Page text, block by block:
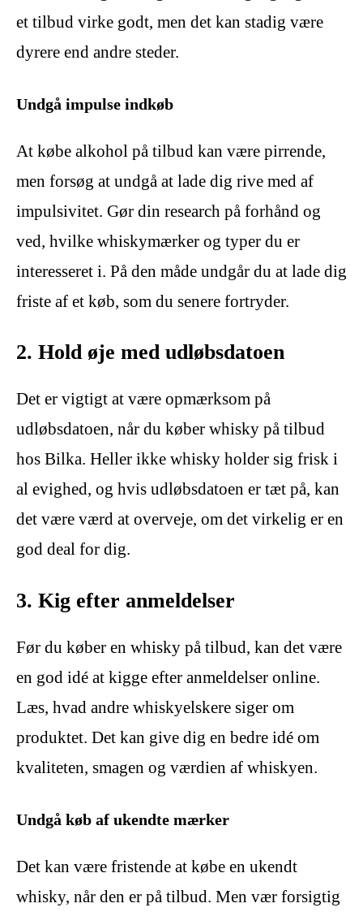
et tilbud virke godt, men det kan stadig være
dyrere end andre steder.
Undgå impulse indkøb
At købe alkohol på tilbud kan være pirrende,
men forsøg at undgå at lade dig rive med af
impulsivitet. Gør din research på forhånd og
ved, hvilke whiskymærker og typer du er
interesseret i. På den måde undgår du at lade dig
friste af et køb, som du senere fortryder.
2. Hold øje med udløbsdatoen
Det er vigtigt at være opmærksom på
udløbsdatoen, når du køber whisky på tilbud
hos Bilka. Heller ikke whisky holder sig frisk i
al evighed, og hvis udløbsdatoen er tæt på, kan
det være værd at overveje, om det virkelig er en
god deal for dig.
3. Kig efter anmeldelser
Før du køber en whisky på tilbud, kan det være
en god idé at kigge efter anmeldelser online.
Læs, hvad andre whiskyelskere siger om
produktet. Det kan give dig en bedre idé om
kvaliteten, smagen og værdien af whiskyen.
Undgå køb af ukendte mærker
Det kan være fristende at købe en ukendt
whisky, når den er på tilbud. Men vær forsigtig